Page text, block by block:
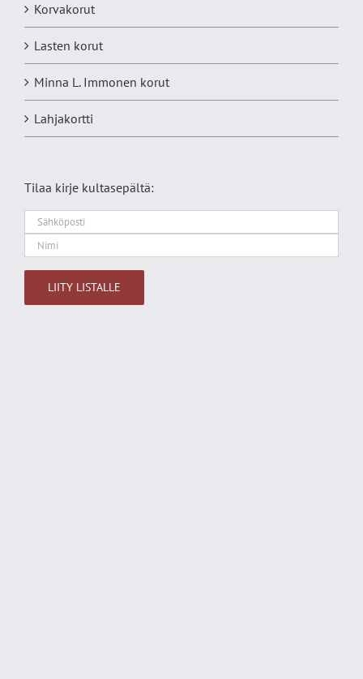
Korvakorut
Lasten korut
Minna L. Immonen korut
Lahjakortti
Tilaa kirje kultasepältä: